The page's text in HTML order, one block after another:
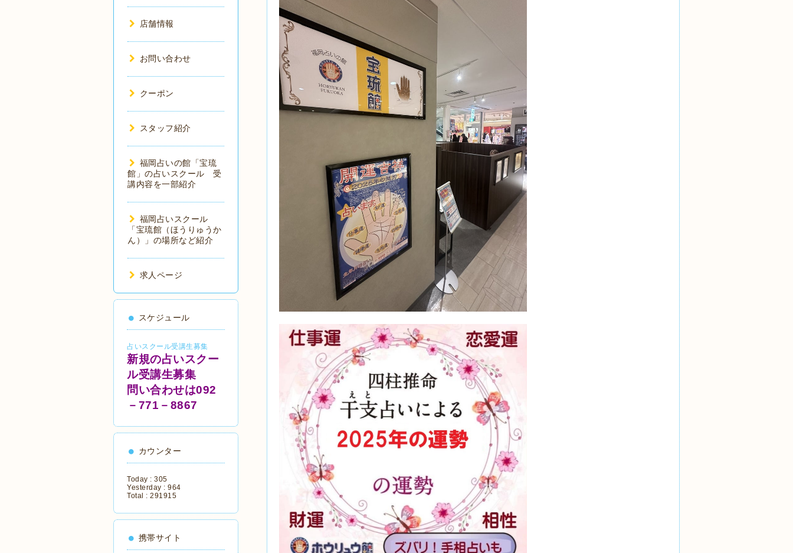
店舗情報
お問い合わせ
クーポン
スタッフ紹介
福岡占いの館「宝琉
館」の占いスクール 受
講内容を一部紹介
福岡占いスクール
「宝琉館（ほうりゅうか
ん）」の場所など紹介
求人ページ
スケジュール
占いスクール受講生募集
新規の占いスクー
ル受講生募集
問い合わせは092
－771－8867
カウンター
Today : 305
Yesterday : 964
Total : 291915
携帯サイト